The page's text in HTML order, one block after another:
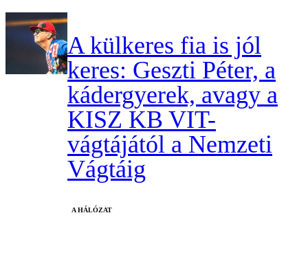
A külkeres fia is jól
keres: Geszti Péter, a
kádergyerek, avagy a
KISZ KB VIT-
vágtájától a Nemzeti
Vágtáig
A HÁLÓZAT